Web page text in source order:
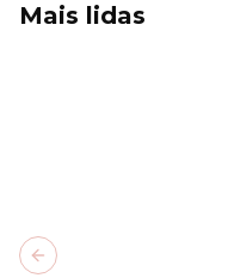
Mais lidas
Previous slide